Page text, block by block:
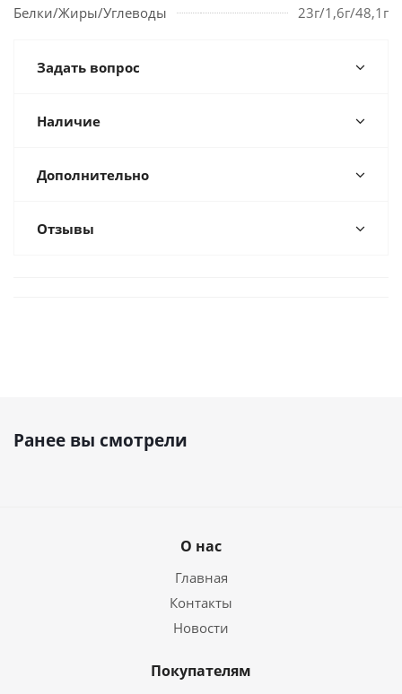
Белки/Жиры/Углеводы
23г/1,6г/48,1г
Задать вопрос
Наличие
Дополнительно
Отзывы
Ранее вы смотрели
О нас
Главная
Контакты
Новости
Покупателям